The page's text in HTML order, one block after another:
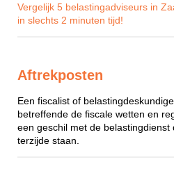
Vergelijk 5 belastingadviseurs in
in slechts 2 minuten tijd!
Aftrekposten
Een fiscalist of
betreffende de fiscale wetten en
een geschil met de belastingdienst
terzijde staan.